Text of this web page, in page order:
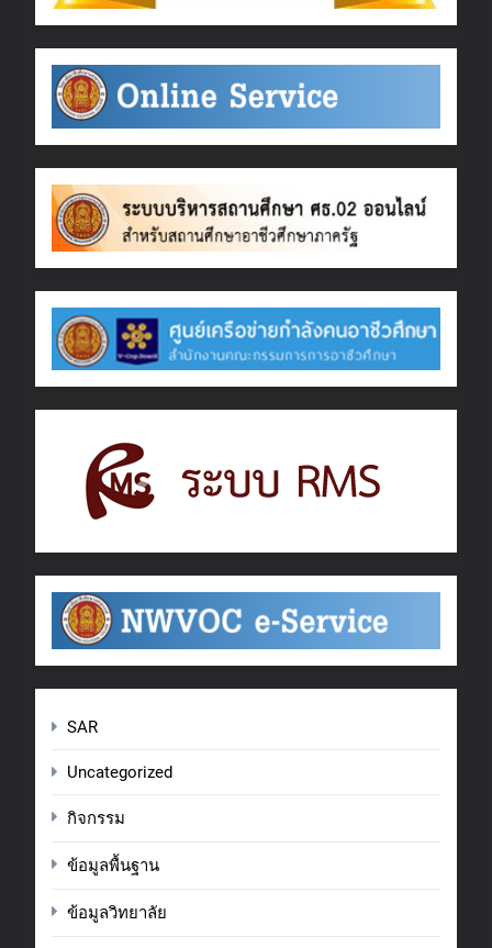
SAR
Uncategorized
กิจกรรม
ข้อมูลพื้นฐาน
ข้อมูลวิทยาลัย